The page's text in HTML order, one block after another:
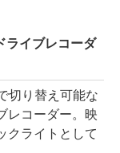
ライブレコーダ
切り替え可能な
レコーダー。映
クライトとして